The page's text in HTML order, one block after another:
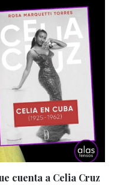
cuenta a Celia Cruz